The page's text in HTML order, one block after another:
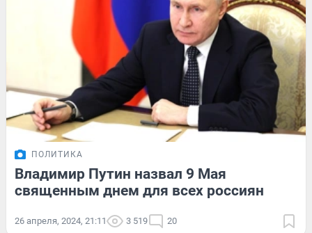
ПОЛИТИКА
Владимир Путин назвал 9 Мая
священным днем для всех россиян
26 апреля, 2024, 21:11 3 519 20